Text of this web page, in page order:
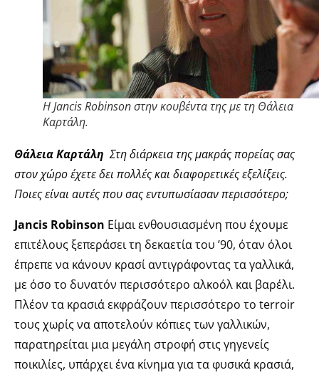
Η Jancis Robinson στην κουβέντα της με τη Θάλεια
Καρτάλη.
Θάλεια Καρτάλη Στη διάρκεια της μακράς πορείας σας
στον χώρο έχετε δει πολλές και διαφορετικές εξελίξεις.
Ποιες είναι αυτές που σας εντυπωσίασαν περισσότερο;
Jancis Robinson Είμαι ενθουσιασμένη που έχουμε
επιτέλους ξεπεράσει τη δεκαετία του ’90, όταν όλοι
έπρεπε να κάνουν κρασί αντιγράφοντας τα γαλλικά,
με όσο το δυνατόν περισσότερο αλκοόλ και βαρέλι.
Πλέον τα κρασιά εκφράζουν περισσότερο το terroir
τους χωρίς να αποτελούν κόπιες των γαλλικών,
παρατηρείται μια μεγάλη στροφή στις γηγενείς
ποικιλίες, υπάρχει ένα κίνημα για τα φυσικά κρασιά,